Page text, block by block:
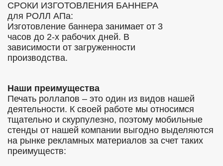
СРОКИ ИЗГОТОВЛЕНИЯ БАННЕРА
для РОЛЛ АПа:
Изготовление баннера занимает от 3
часов до 2-х рабочих дней. В
зависимости от загруженности
производства.
Наши преимущества
Печать роллапов – это один из видов нашей
деятельности. К своей работе мы относимся
тщательно и скурпулезно, поэтому мобильные
стенды от нашей компании выгодно выделяются
на рынке рекламных материалов за счет таких
преимуществ: